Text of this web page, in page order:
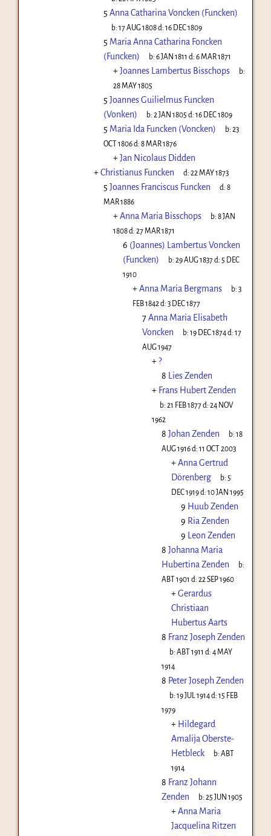
5 Anna Catharina Voncken (Funcken)
b:17 AUG 1808d:16 DEC 1809
5 Maria Anna Catharina Foncken
(Funcken)
b:6 JAN 1811 d:6 MAR 1871
+Joannes Lambertus Bisschops
b:
28 MAY 1805
5 Joannes Guilielmus Funcken
(Vonken)
b:2 JAN 1805 d:16 DEC 1809
5 Maria Ida Funcken (Voncken) b:23
OCT 1806d: 8 MAR 1876
+Jan Nicolaus Didden
+Christianus Funcken d:22 MAY 1873
5 Joannes Franciscus Funcken d:8
MAR 1886
+Anna Maria Bisschops b:8 JAN
1808d: 27 MAR 1871
6 (Joannes) Lambertus Voncken
(Funcken)
b:29 AUG 1837d: 5 DEC
1910
+Anna Maria Bergmans b:3
FEB 1842 d: 3 DEC 1877
7Anna Maria Elisabeth
Voncken
b:19 DEC 1874d:17
AUG 1947
+ ?
8 Lies Zenden
+ Frans Hubert Zenden
b:21 FEB 1877d:24 NOV
1962
8 Johan Zenden b:18
AUG 1916d: 11 OCT 2003
+Anna Gertrud
Dörenberg
b: 5
DEC 1919d: 10 JAN 1995
9 Huub Zenden
9 Ria Zenden
9 Leon Zenden
8 Johanna Maria
Hubertina Zenden
b:
ABT 1901 d: 22 SEP 1960
+Gerardus
Christiaan
Hubertus Aarts
8 Franz Joseph Zenden
b:ABT 1911 d:4 MAY
1914
8 Peter Joseph Zenden
b:19 JUL 1914d:15 FEB
1979
+ Hildegard
Amalija Oberste-
Hetbleck
b:ABT
1914
8 Franz Johann
Zenden
b:25 JUN 1905
+Anna Maria
Jacquelina Ritzen